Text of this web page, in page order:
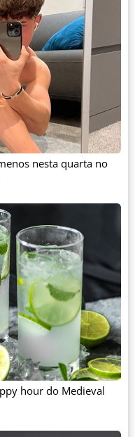
nesta quarta no
hour do Medieval